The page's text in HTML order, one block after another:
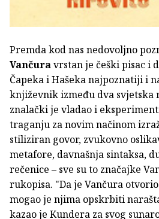
Premda kod nas nedovoljno
Vančuravrstan je češki pisac i
Čapeka i Hašeka najpoznatiji i
književnik između dva svjetska
znalački je vladao i
traganju za novim načinom
stiliziran govor, zvukovno
metafore, davnašnja sintaksa,
rečenice – sve su to značajke
rukopisa. "Da je Vančura
mogao je njima opskrbiti
kazao je Kundera za svog